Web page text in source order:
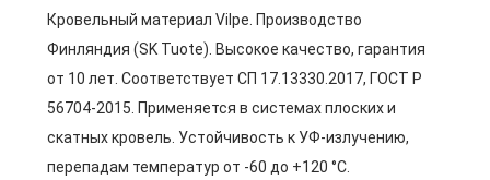
Кровельный материал Vilpe. Производство
Финляндия (SK Tuote). Высокое качество, гарантия
от 10 лет. Соответствует СП 17.13330.2017, ГОСТ Р
56704-2015. Применяется в системах плоских и
скатных кровель. Устойчивость к УФ-излучению,
перепадам температур от -60 до +120 °C.